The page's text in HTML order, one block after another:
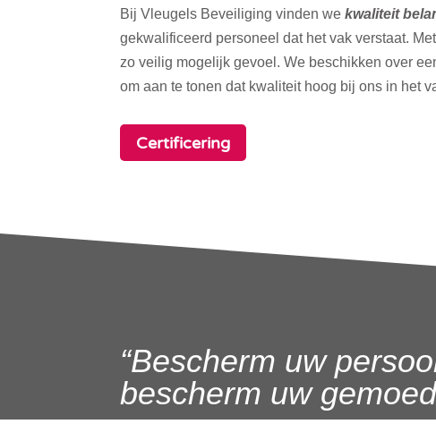
Bij Vleugels Beveiliging vinden wekwaliteit
gekwalificeerd personeel dat het vak verstaat.
zo veilig mogelijk gevoel. We beschikken over
om aan te tonen dat kwaliteit hoog bij ons in het
Certificering
“Bescherm uw
bescherm uw